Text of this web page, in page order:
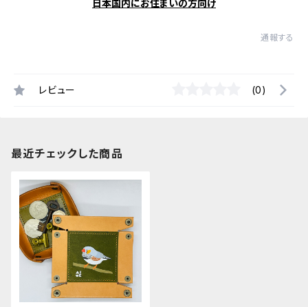
日本国内にお住まいの方向け
通報する
レビュー (0)
最近チェックした商品